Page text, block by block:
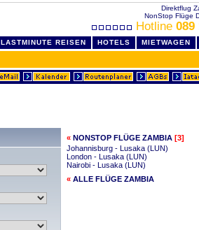
Direktflug
NonStop Flüge
Hotline 089
LASTMINUTE REISEN HOTELS MIETWAGEN
« NONSTOP FLÜGE ZAMBIA [3]
Johannisburg - Lusaka (LUN)
London - Lusaka (LUN)
Nairobi - Lusaka (LUN)
« ALLE FLÜGE ZAMBIA